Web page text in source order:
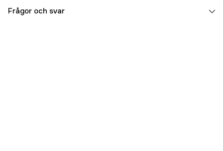
Referensnummer 5000023672
Frågor och svar